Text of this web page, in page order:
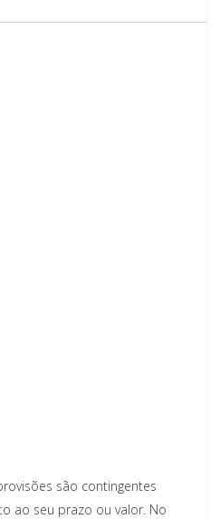
são contingentes
ao seu prazo ou valor. No